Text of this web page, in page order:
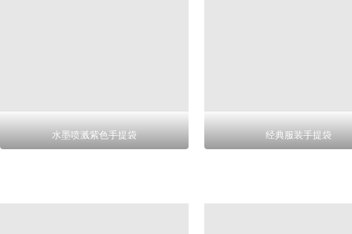
水墨喷溅紫色手提袋 经典服装手提袋